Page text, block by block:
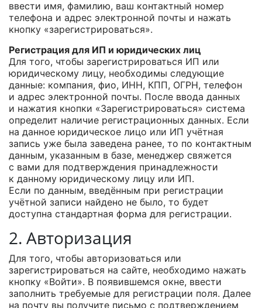
ввести имя, фамилию, ваш контактный номер
телефона и адрес электронной почты и нажать
кнопку «зарегистрироваться».
Регистрация для ИП и юридических лиц
Для того, чтобы зарегистрироваться ИП или
юридическому лицу, необходимы следующие
данные: компания, фио, ИНН, КПП, ОГРН, телефон
и адрес электронной почты. После ввода данных
и нажатия кнопки «Зарегистрироваться» система
определит наличие регистрационных данных. Если
на данное юридическое лицо или ИП учётная
запись уже была заведена ранее, то по контактным
данным, указанным в базе, менеджер свяжется
с вами для подтверждения принадлежности
к данному юридическому лицу или ИП.
Если по данным, введённым при регистрации
учётной записи найдено не было, то будет
доступна стандартная форма для регистрации.
2. Авторизация
Для того, чтобы авторизоваться или
зарегистрироваться на сайте, необходимо нажать
кнопку «Войти». В появившемся окне, ввести
заполнить требуемые для регистрации поля. Далее
на почту вы получите письмо с подтверждением